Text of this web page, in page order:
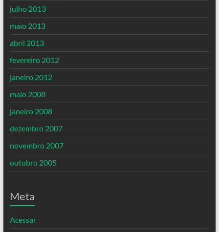
julho 2013
maio 2013
abril 2013
fevereiro 2012
janeiro 2012
maio 2008
janeiro 2008
dezembro 2007
novembro 2007
outubro 2005
Meta
Acessar